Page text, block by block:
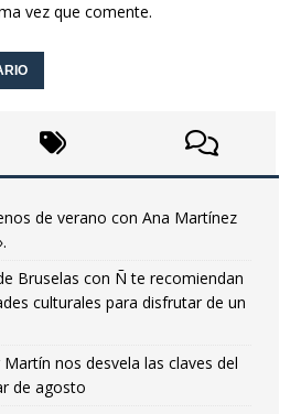
vez que comente.
de verano con Ana Martínez
Bruselas con Ñ te recomiendan
culturales para disfrutar de un
nos desvela las claves del
de agosto